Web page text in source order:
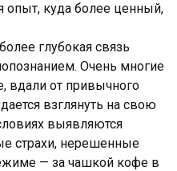
опыт, куда более ценный,
глубокая связь
Очень многие
вдали от привычного
взглянуть на свою
выявляются
страхи, нерешенные
— за чашкой кофе в